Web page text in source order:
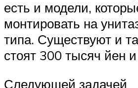
есть и модели,
монтировать на
типа. Существуют и
стоят 300 тысяч йен
Следующей задачей